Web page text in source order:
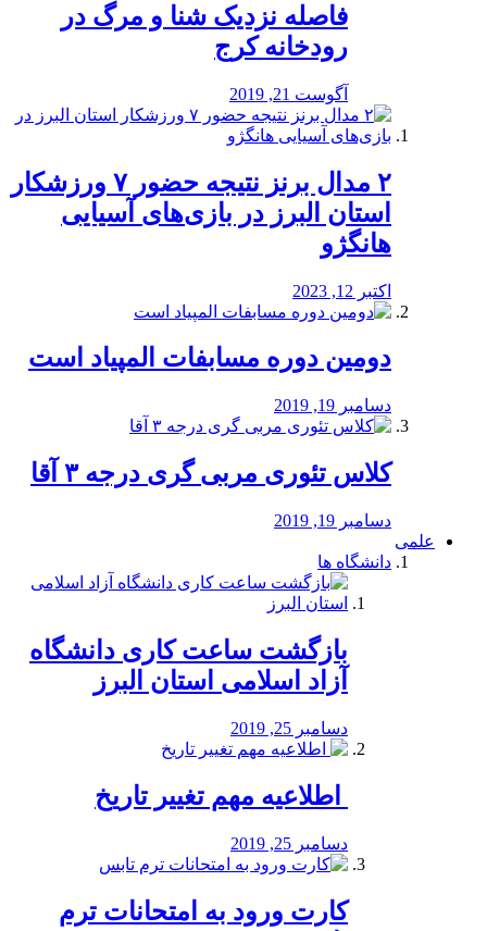
️فاصله نزدیک شنا و مرگ در
رودخانه کرج
آگوست 21, 2019
۲ مدال برنز نتیجه حضور ۷ ورزشکار
استان البرز در بازی‌های آسیایی
هانگژو
اکتبر 12, 2023
دومین دوره مسابفات المپیاد است
دسامبر 19, 2019
کلاس تئوری مربی گری درجه ۳ آقا
دسامبر 19, 2019
علمی
دانشگاه ها
بازگشت ساعت کاری دانشگاه
آزاد اسلامی استان البرز
دسامبر 25, 2019
️ اطلاعیه مهم تغییر تاریخ
دسامبر 25, 2019
کارت ورود به امتحانات ترم